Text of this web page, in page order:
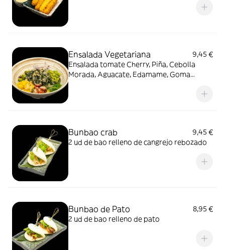
Ensalada Vegetariana
9,45 €
Ensalada tomate Cherry, Piña, Cebolla
Morada, Aguacate, Edamame, Goma
Bunbao crab
9,45 €
2 ud de bao relleno de cangrejo rebozado
Bunbao de Pato
8,95 €
2 ud de bao relleno de pato